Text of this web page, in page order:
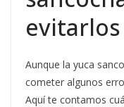
evitarlos
Aunque la yuca
cometer algunos
Aquí te contamos